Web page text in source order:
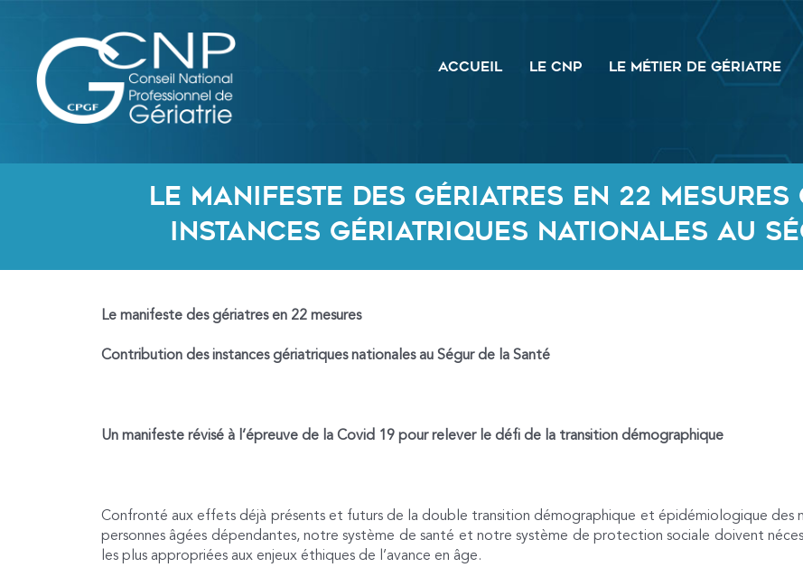
contenu
ACCUEIL LE CNP LE MÉTIER DE GÉRIATRE
Le manifeste des gériatres en 22
instances gériatriques nationales au
Le manifeste des gériatres en 22 mesures
Contribution des instances gériatriques nationales au Ségur de la Santé
Un manifeste révisé à l’épreuve de la Covid 19 pour relever le défi de la transition démographique
Confronté aux effets déjà présents et futurs de la double transition démographique et épidémiologique des
personnes âgées dépendantes, notre système de santé et notre système de protection sociale doivent
les plus appropriées aux enjeux éthiques de l’avance en âge.